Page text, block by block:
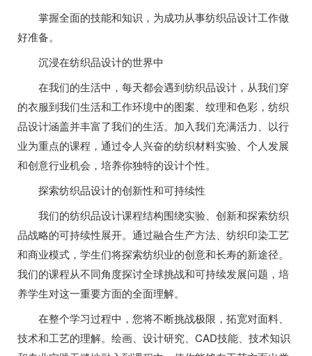
掌握全面的技能和知识，为成功从事纺织品设计工作做
好准备。
沉浸在纺织品设计的世界中
在我们的生活中，每天都会遇到纺织品设计，从我们穿
的衣服到我们生活和工作环境中的图案、纹理和色彩，纺织
品设计涵盖并丰富了我们的生活。加入我们充满活力、以行
业为重点的课程，通过令人兴奋的纺织材料实验、个人发展
和创意行业机会，培养你独特的设计个性。
探索纺织品设计的创新性和可持续性
我们的纺织品设计课程结构围绕实验、创新和探索纺织
品战略的可持续性展开。通过融合生产方法、纺织印染工艺
和商业模式，学生们将探索纺织业的创意和长寿的新途径。
我们的课程从不同角度探讨全球挑战和可持续发展问题，培
养学生对这一重要方面的全面理解。
在整个学习过程中，您将不断挑战极限，拓宽对面料、
技术和工艺的理解。绘画、设计研究、CAD技能、技术知识